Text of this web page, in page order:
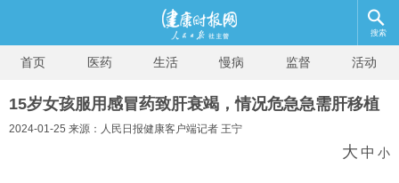
搜索
首页 医药 生活 慢病 监督 活动
15岁女孩服用感冒药致肝衰竭，情况危急急需肝移植
2024-01-25 来源：人民日报健康客户端记者 王宁
大 中 小